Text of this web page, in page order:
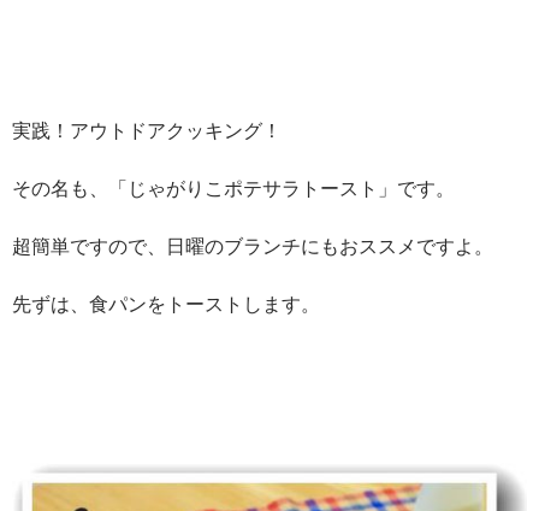
実践！アウトドアクッキング！
その名も、「じゃがりこポテサラトースト」です。
超簡単ですので、日曜のブランチにもおススメですよ。
先ずは、食パンをトーストします。